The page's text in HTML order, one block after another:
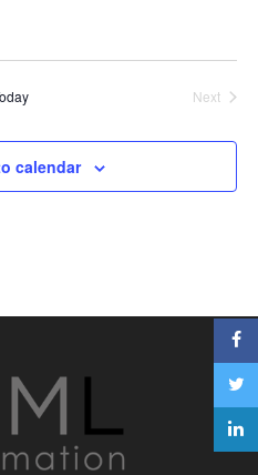
Next
calendar